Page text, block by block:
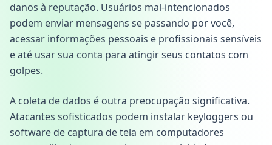
danos à reputação. Usuários mal-intencionados
podem enviar mensagens se passando por você,
acessar informações pessoais e profissionais sensíveis
e até usar sua conta para atingir seus contatos com
golpes.
A coleta de dados é outra preocupação significativa.
Atacantes sofisticados podem instalar keyloggers ou
software de captura de tela em computadores